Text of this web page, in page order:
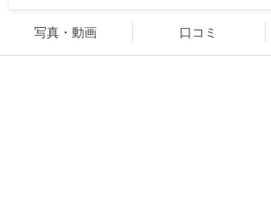
写真・動画 口コミ